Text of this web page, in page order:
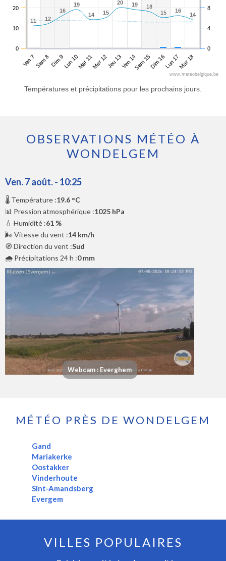
11
11 12
12
16
16
19
19
14
14 15
15
20
20 19
19 18
18
15
15 16
16
14
14
Ven 7Sam 8Dim 9Lun 10Mar 11Mer 12Jeu 13Ven 14Sam 15Dim 16Lun 17Mar 18
0
10
20
0
4
8
www.meteobelgique.be
Températures et précipitations pour les prochains jours.
OBSERVATIONS MÉTÉO À
WONDELGEM
Ven. 7 août. - 10:25
🌡️ Température :19.6 °C
📊 Pression atmosphérique :1025 hPa
💧 Humidité :61 %
🌬️ Vitesse du vent :14 km/h
🧭 Direction du vent :Sud
🌧️ Précipitations 24 h :0 mm
Webcam : Everghem
MÉTÉO PRÈS DE WONDELGEM
Gand
Mariakerke
Oostakker
Vinderhoute
Sint-Amandsberg
Evergem
VILLES POPULAIRES